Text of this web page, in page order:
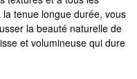
tenue longue durée, vous
la beauté naturelle de
et volumineuse qui dure